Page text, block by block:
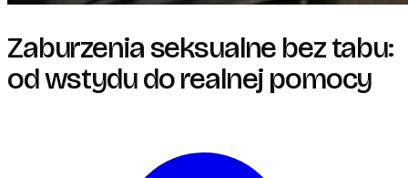
Zaburzenia seksualne bez tabu:
od wstydu do realnej pomocy